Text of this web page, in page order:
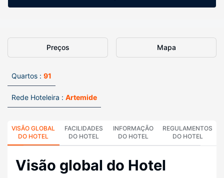
Preços Mapa
Quartos : 91
Rede Hoteleira : Artemide
VISÃO GLOBAL
DO HOTEL
FACILIDADES
DO HOTEL
INFORMAÇÃO
DO HOTEL
REGULAMENTOS
DO HOTEL
Visão global do Hotel